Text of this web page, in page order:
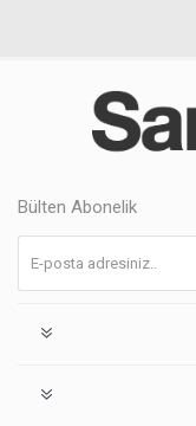
Bülten Abonelik